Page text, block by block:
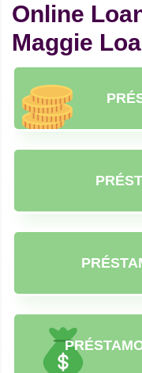
Online
Maggie